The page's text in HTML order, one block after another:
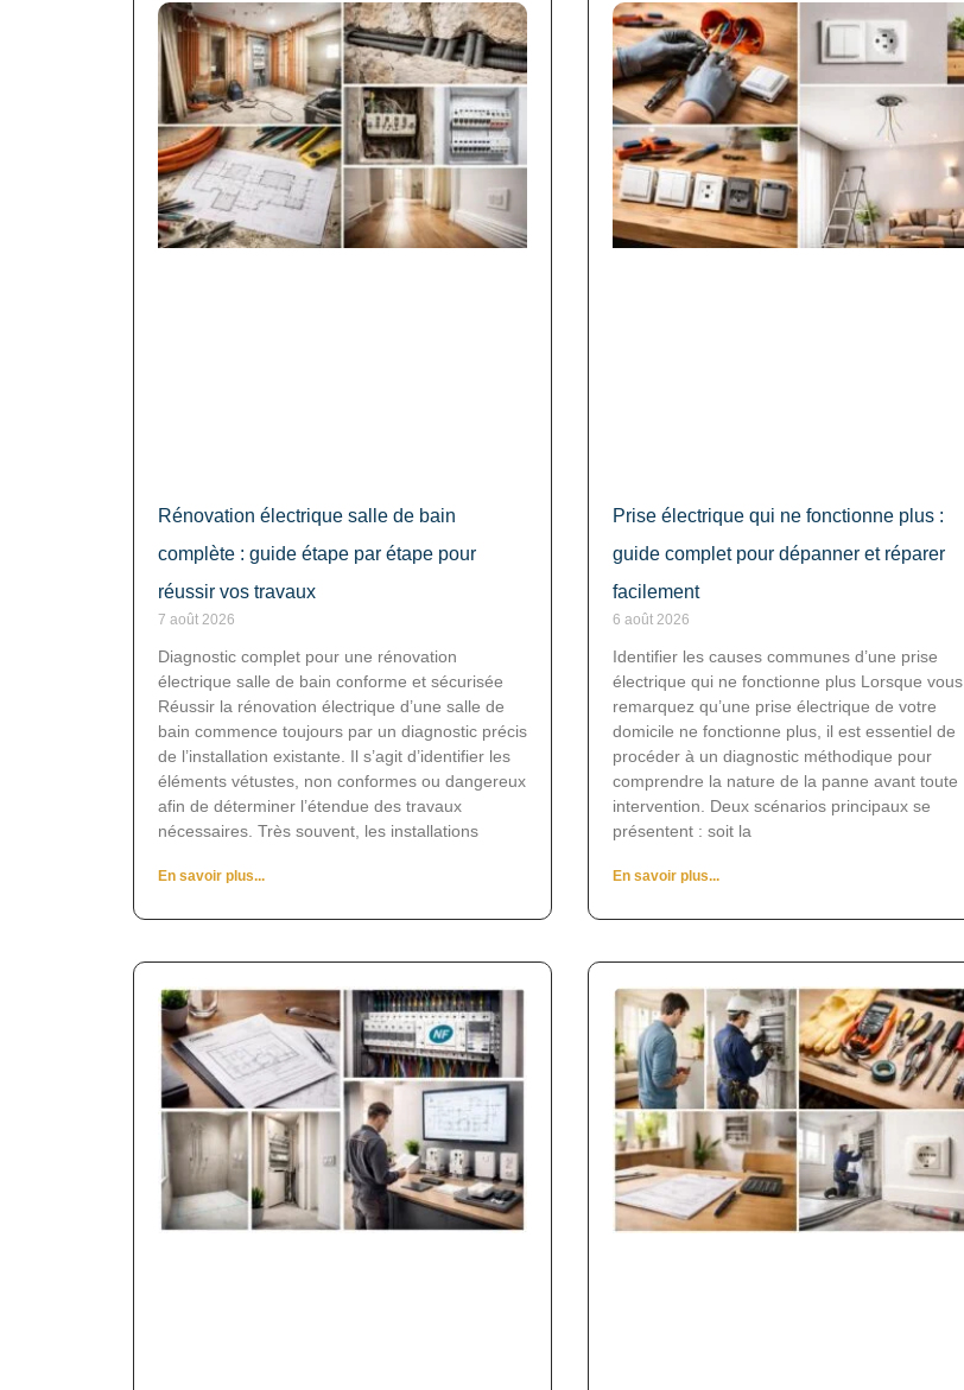
Rénovation électrique salle de bain
complète : guide étape par étape pour
réussir vos travaux
7 août 2026
Diagnostic complet pour une rénovation
électrique salle de bain conforme et sécurisée
Réussir la rénovation électrique d’une salle de
bain commence toujours par un diagnostic précis
de l’installation existante. Il s’agit d’identifier les
éléments vétustes, non conformes ou dangereux
afin de déterminer l’étendue des travaux
nécessaires. Très souvent, les installations
En savoir plus...
Prise électrique qui ne fonctionne plus :
guide complet pour dépanner et réparer
facilement
6 août 2026
Identifier les causes communes d’une prise
électrique qui ne fonctionne plus Lorsque vous
remarquez qu’une prise électrique de votre
domicile ne fonctionne plus, il est essentiel de
procéder à un diagnostic méthodique pour
comprendre la nature de la panne avant toute
intervention. Deux scénarios principaux se
présentent : soit la
En savoir plus...